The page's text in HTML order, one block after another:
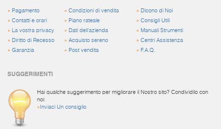
» Pagamento
» Contatti e orari
»
La vostra privacy
» Diritto di Recesso
» Garanzia
» Condizioni di vendita
» Piano rateale
» Dati dell'azienda
» Acquisto sereno
» Post vendita
» Dicono di Noi
»Consigli Utili
» Manuali Strumenti
»Centri Assistenza
» F.A.Q.
SUGGERIMENTI
Hai qualche suggerimento per migliorare il Nostro sito? Condividilo con
noi:
» Inviaci Un consiglio